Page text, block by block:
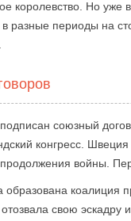
королевство. Но
разные периоды на
союзный
конгресс.
войны.
образована коалиция
свою